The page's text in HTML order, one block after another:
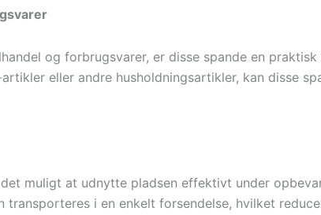
og forbrugsvarer, er disse spande en
eller andre husholdningsartikler, kan disse
muligt at udnytte pladsen effektivt under
transporteres i en enkelt forsendelse, hvilket